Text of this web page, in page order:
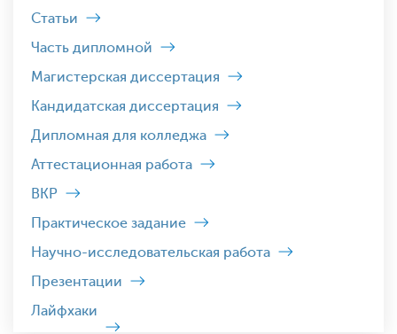
Статьи
Часть дипломной
Магистерская диссертация
Кандидатская диссертация
Дипломная для колледжа
Аттестационная работа
ВКР
Практическое задание
Научно-исследовательская работа
Презентации
Лайфхаки